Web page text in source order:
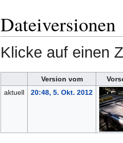
Dateiversionen
Klicke auf einen
Version vom
aktuell
20:48, 5. Okt. 2012